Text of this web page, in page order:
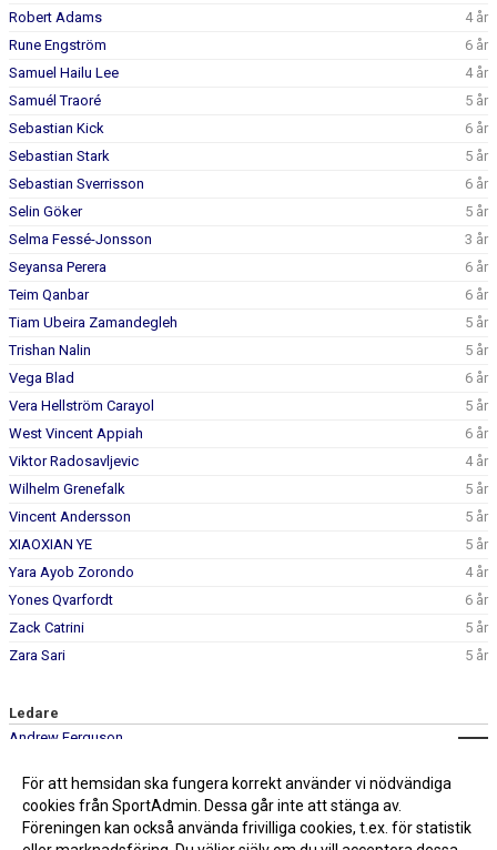
Robert Adams
4 år
Rune Engström
6 år
Samuel Hailu Lee
4 år
Samuél Traoré
5 år
Sebastian Kick
6 år
Sebastian Stark
5 år
Sebastian Sverrisson
6 år
Selin Göker
5 år
Selma Fessé-Jonsson
3 år
Seyansa Perera
6 år
Teim Qanbar
6 år
Tiam Ubeira Zamandegleh
5 år
Trishan Nalin
5 år
Vega Blad
6 år
Vera Hellström Carayol
5 år
West Vincent Appiah
6 år
Viktor Radosavljevic
4 år
Wilhelm Grenefalk
5 år
Vincent Andersson
5 år
XIAOXIAN YE
5 år
Yara Ayob Zorondo
4 år
Yones Qvarfordt
6 år
Zack Catrini
5 år
Zara Sari
5 år
Ledare
Andrew Ferguson
Lucia Moberg
0707-172415
För att hemsidan ska fungera korrekt använder vi nödvändiga
cookies från SportAdmin. Dessa går inte att stänga av.
Föreningen kan också använda frivilliga cookies, t.ex. för statistik